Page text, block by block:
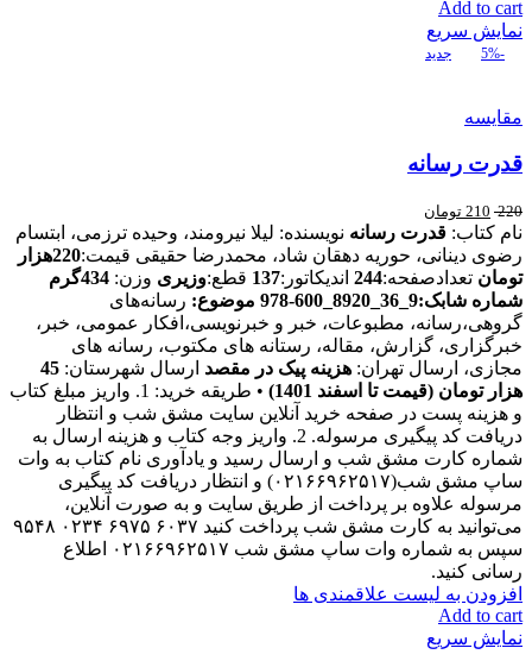
Add to cart
نمایش سریع
-5% جدید
مقایسه
قدرت رسانه
220
210 تومان
نام کتاب: قدرت رسانه نویسنده: لیلا نیرومند، وحیده ترزمی، ابتسام
رضوی دینانی، حوریه دهقان شاد، محمدرضا حقیقی قیمت:
220هزار
تومان تعدادصفحه:244 اندیکاتور:137 قطع:وزیری وزن:
شماره شابک:9_36_8920_600‑978
موضوع: رسانه‌های
گروهی،رسانه، مطبوعات، خبر و خبرنویسی،افکار عمومی، خبر،
خبرگزاری، گزارش، مقاله، رستانه های مکتوب، رسانه های
مجازی، ارسال تهران: هزینه پیک در مقصد ارسال شهرستان:
هزار تومان (قیمت تا اسفند 1401)
• طریقه خرید: 1. واریز مبلغ کتاب
و هزینه پست در صفحه خرید آنلاین سایت مشق شب و انتظار
دریافت کد پیگیری مرسوله. 2. واریز وجه کتاب و هزینه ارسال به
شماره کارت مشق شب و ارسال رسید و یادآوری نام کتاب به وات
ساپ مشق شب(۰۲۱۶۶۹۶۲۵۱۷) و انتظار دریافت کد پیگیری
مرسوله علاوه بر پرداخت از طریق سایت و به صورت آنلاین،
می‌توانید به کارت مشق شب پرداخت کنید ۶۰۳۷ ۶۹۷۵ ۰۲۳۴ ۹۵۴۸
سپس به شماره وات ساپ مشق شب ۰۲۱۶۶۹۶۲۵۱۷ اطلاع
رسانی کنید.
افزودن به لیست علاقمندی ها
Add to cart
نمایش سریع